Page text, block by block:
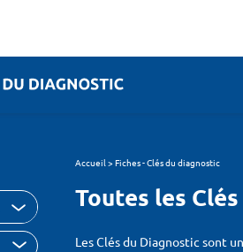
Accueil>Fiches - Clés du diagnostic
Toutes les
Les Clés du Diagnostic sont